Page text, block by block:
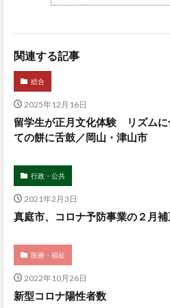
関連する記事
総合
2025年12月16日
留学生が正月文化体験 リズム
ての餅に舌鼓／岡山・津山市
行政・公共
2021年2月3日
真庭市、コロナ予防事業の２月
医療・福祉
2022年10月26日
新型コロナ陽性者数